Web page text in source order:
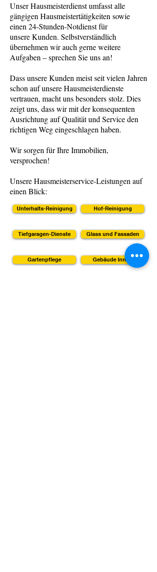
Hof-Reinigung
Unterhalts-Reinigung
Gebäude Innen
Glass und Fassaden
Gartenpflege
Tiefgaragen-Dienste
Unser Hausmeisterdienst umfasst alle
gängigen Hausmeistertätigkeiten sowie
einen 24-Stunden-Notdienst für
unsere Kunden. Selbstverständlich
übernehmen wir auch gerne weitere
Aufgaben – sprechen Sie uns an!
Dass unsere Kunden meist seit vielen Jahren
schon auf unsere Hausmeisterdienste
vertrauen, macht uns besonders stolz. Dies
zeigt uns, dass wir mit der konsequenten
Ausrichtung auf Qualität und Service den
richtigen Weg eingeschlagen haben.
Wir sorgen für Ihre Immobilien,
versprochen!
Unsere Hausmeisterservice-Leistungen auf
einen Blick: